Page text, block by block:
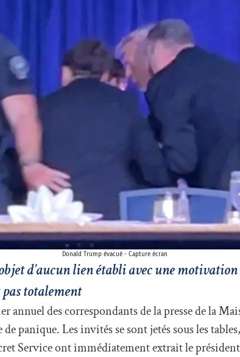
Donald Trump évacué - Capture écran
d’aucun lien établi avec une
pas totalement
annuel des correspondants de la presse de la
de panique. Les invités se sont jetés sous les
Service ont immédiatement extrait le